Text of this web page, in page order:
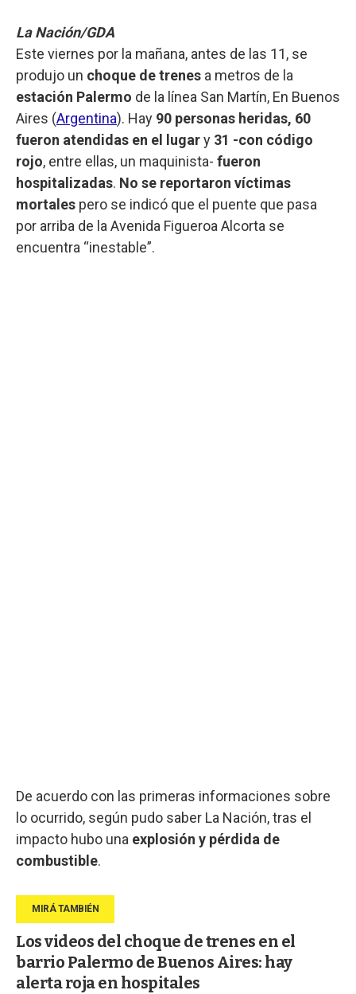
La Nación/GDA
Este viernes por la mañana, antes de las 11, se
produjo un choque de trenes a metros de la
estación Palermo de la línea San Martín, En Buenos
Aires (Argentina). Hay 90 personas heridas, 60
fueron atendidas en el lugary 31 -con código
rojo, entre ellas, un maquinista- fueron
hospitalizadas. No se reportaron víctimas
mortales pero se indicó que el puente que pasa
por arriba de la Avenida Figueroa Alcorta se
encuentra “inestable”.
De acuerdo con las primeras informaciones sobre
lo ocurrido, según pudo saber La Nación, tras el
impacto hubo una explosión y pérdida de
combustible.
Los videos del choque de trenes en el
barrio Palermo de Buenos Aires: hay
alerta roja en hospitales